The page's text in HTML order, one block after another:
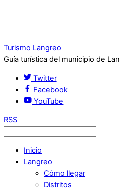
Turismo Langreo
Guía turística del municipio de
Twitter
Facebook
YouTube
RSS
Inicio
Langreo
Cómo llegar
Distritos